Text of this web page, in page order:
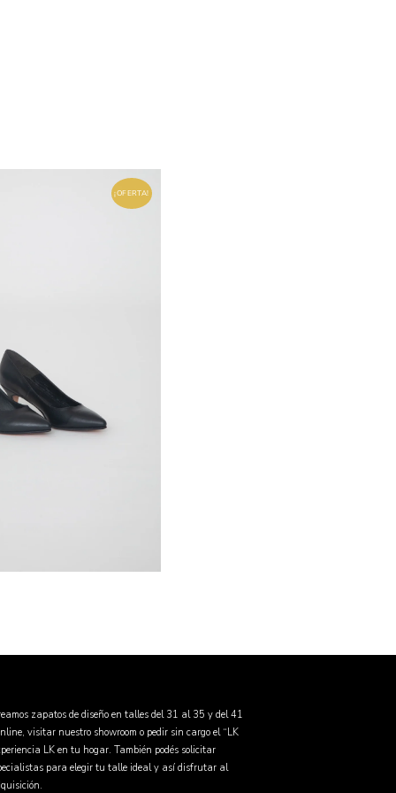
¡OFERTA!
zapatos de diseño en talles del 31 al 35 y del 41
visitar nuestro showroom o pedir sin cargo el “LK
LK en tu hogar. También podés solicitar
para elegir tu talle ideal y así disfrutar al